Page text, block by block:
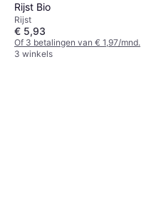
Rijst Bio
Rijst
€ 5,93
Of 3 betalingen van € 1,97/mnd.
3 winkels